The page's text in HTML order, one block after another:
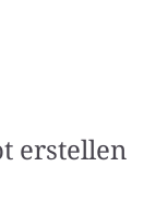
erstellen